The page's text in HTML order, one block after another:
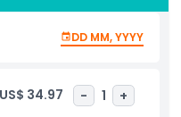
de Dover con
visitantes desde
para el Castillo de
DD MM, YYYY
US$ 34.97 - 1 +